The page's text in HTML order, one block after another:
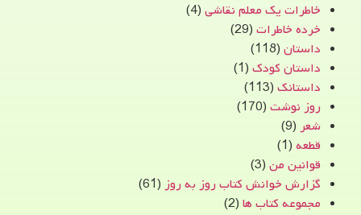
خاطرات یک معلم نقاشی (4)
خرده خاطرات (29)
داستان (118)
داستان کودک (1)
داستانک (113)
روز نوشت (170)
شعر (9)
قطعه (1)
قوانین من (3)
گزارش خوانش کتاب روز به روز (61)
مجموعه کتاب ها (2)